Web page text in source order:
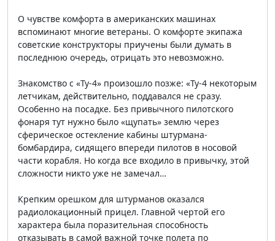
О чувстве комфорта в американских машинах
вспоминают многие ветераны. О комфорте экипажа
советские конструкторы приучены были думать в
последнюю очередь, отрицать это невозможно.
Знакомство с «Ту-4» произошло позже: «Ту-4 некоторым
летчикам, действительно, поддавался не сразу.
Особенно на посадке. Без привычного пилотского
фонаря тут нужно было «щупать» землю через
сферическое остекление кабины штурмана-
бомбардира, сидящего впереди пилотов в носовой
части корабля. Но когда все входило в привычку, этой
сложности никто уже не замечал…
Крепким орешком для штурманов оказался
радиолокационный прицел. Главной чертой его
характера была поразительная способность
отказывать в самой важной точке полета по